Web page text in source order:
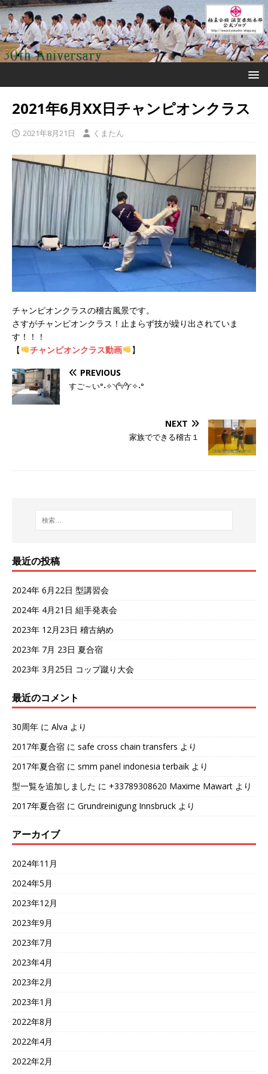
2021年6月XX日チャンピオンクラス
2021年8月21日 くまたん
チャンピオンクラスの稽古風景です。
さすがチャンピオンクラス！止まらず技が繰り出されていま
す！！！
【
チャンピオンクラス動画
】
PREVIOUS
すご～い°˖✧◝(⁰▿⁰)◜✧˖°
NEXT
家族でできる稽古１
最近の投稿
2024年 6月22日 型講習会
2024年 4月21日 組手発表会
2023年 12月23日 稽古納め
2023年 7月 23日 夏合宿
2023年 3月25日 コップ蹴り大会
最近のコメント
30周年 に Alva より
2017年夏合宿 に safe cross chain transfers より
2017年夏合宿 に smm panel indonesia terbaik より
型一覧を追加しました に +33789308620 Maxime Mawart より
2017年夏合宿 に Grundreinigung Innsbruck より
アーカイブ
2024年11月
2024年5月
2023年12月
2023年9月
2023年7月
2023年4月
2023年2月
2023年1月
2022年8月
2022年4月
2022年2月